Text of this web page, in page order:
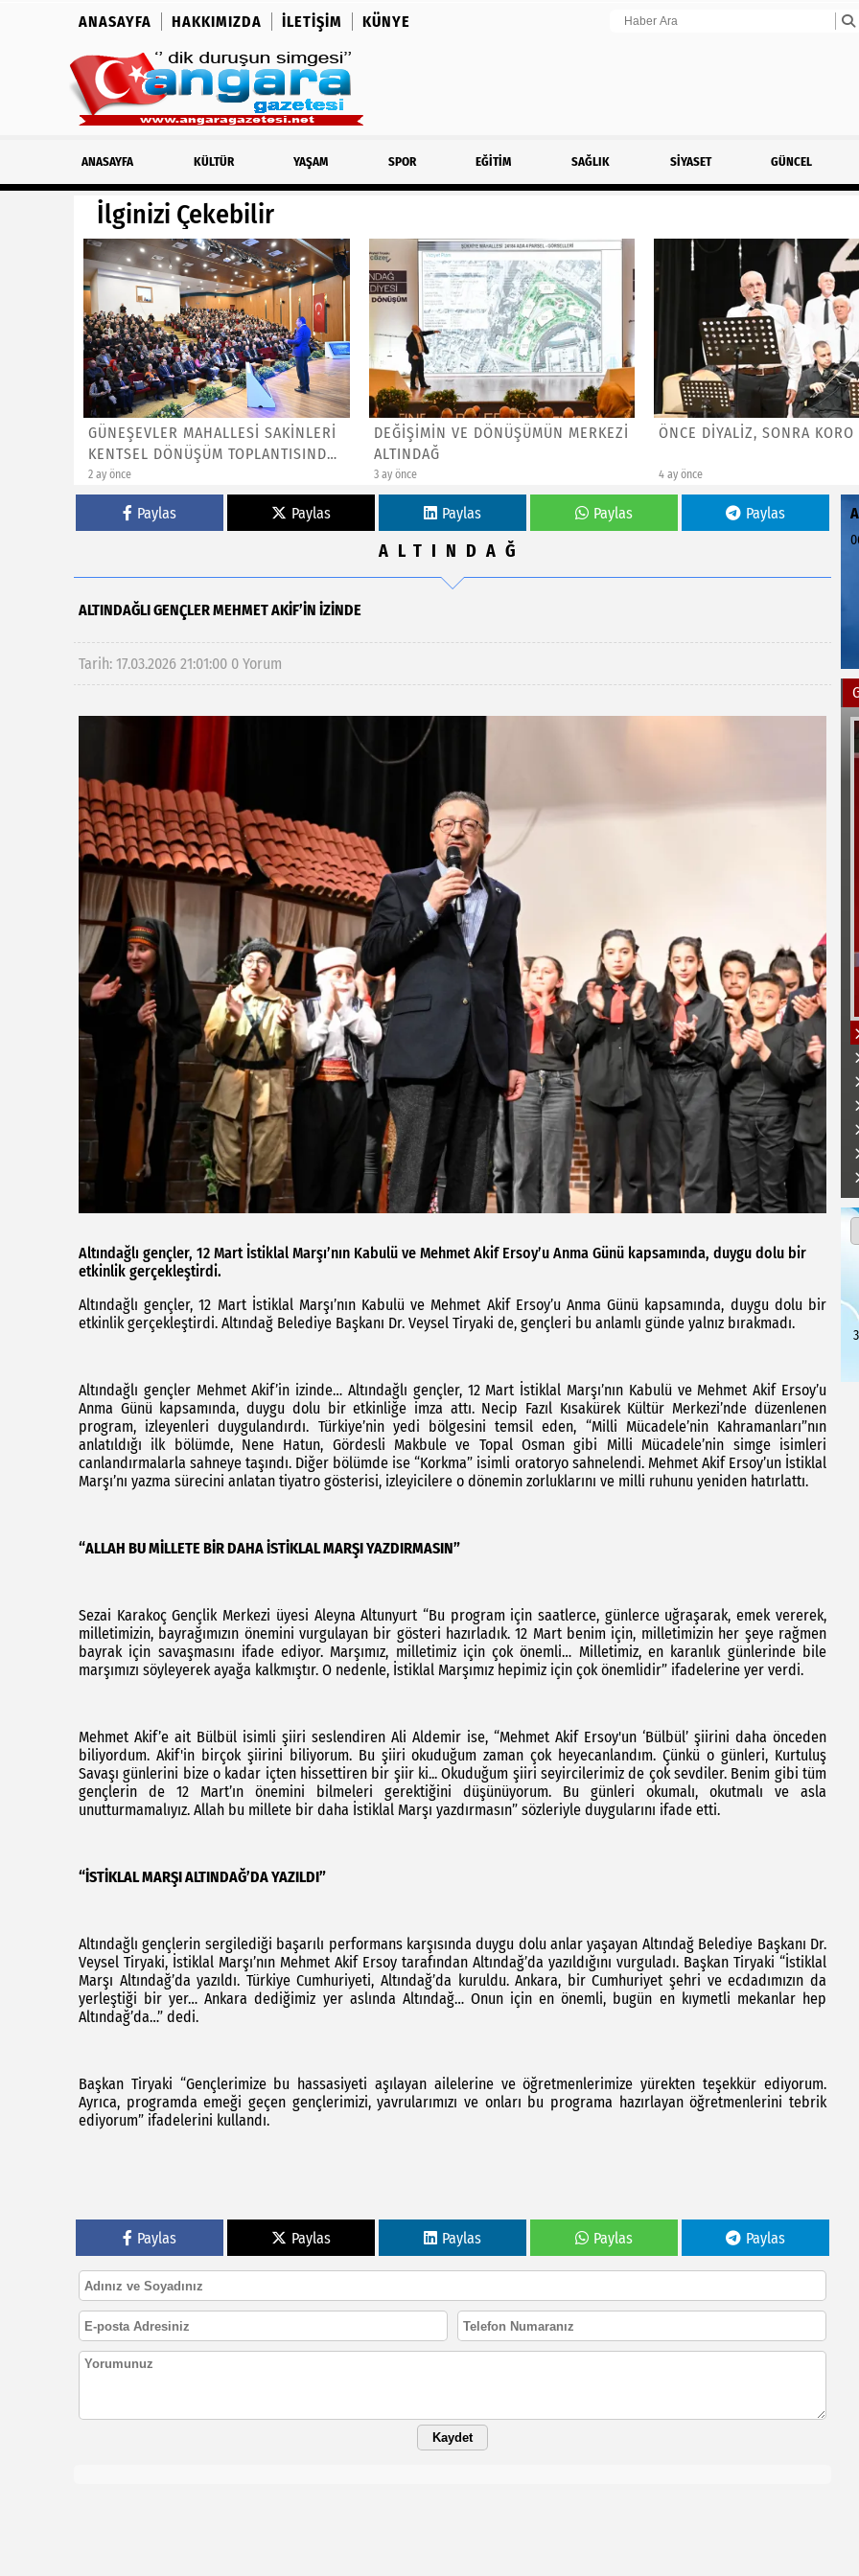
ANASAYFA HAKKIMIZDA İLETIŞIM KÜNYE
ANASAYFA KÜLTÜR YAŞAM SPOR EĞİTİM SAĞLIK SİYASET GÜNCEL
İlginizi Çekebilir
DEĞİŞİMİN VE DÖNÜŞÜMÜN MERKEZİ
ALTINDAĞ
3 ay önce
ÖNCE DİYALİZ, SONRA KORO
4 ay önce
ALTINDAĞLI GENÇLER MEHMET
4 ay önce
Paylas Paylas Paylas Paylas Paylas
ALTINDAĞ
ALTINDAĞLI GENÇLER MEHMET AKİF’İN İZİNDE
Tarih: 17.03.2026 21:01:00 0 Yorum
Altındağlı gençler, 12 Mart İstiklal Marşı’nın Kabulü ve Mehmet Akif Ersoy’u Anma Günü kapsamında, duygu dolu bir
etkinlik gerçekleştirdi.
Altındağlı gençler, 12 Mart İstiklal Marşı’nın Kabulü ve Mehmet Akif Ersoy’u Anma Günü kapsamında, duygu dolu bir
etkinlik gerçekleştirdi. Altındağ Belediye Başkanı Dr. Veysel Tiryaki de, gençleri bu anlamlı günde yalnız bırakmadı.
Altındağlı gençler Mehmet Akif’in izinde… Altındağlı gençler, 12 Mart İstiklal Marşı’nın Kabulü ve Mehmet Akif Ersoy’u
Anma Günü kapsamında, duygu dolu bir etkinliğe imza attı. Necip Fazıl Kısakürek Kültür Merkezi’nde düzenlenen
program, izleyenleri duygulandırdı. Türkiye’nin yedi bölgesini temsil eden, “Milli Mücadele’nin Kahramanları”nın
anlatıldığı ilk bölümde, Nene Hatun, Gördesli Makbule ve Topal Osman gibi Milli Mücadele’nin simge isimleri
canlandırmalarla sahneye taşındı. Diğer bölümde ise “Korkma” isimli oratoryo sahnelendi. Mehmet Akif Ersoy’un İstiklal
Marşı’nı yazma sürecini anlatan tiyatro gösterisi, izleyicilere o dönemin zorluklarını ve milli ruhunu yeniden hatırlattı.
“ALLAH BU MİLLETE BİR DAHA İSTİKLAL MARŞI YAZDIRMASIN”
Sezai Karakoç Gençlik Merkezi üyesi Aleyna Altunyurt “Bu program için saatlerce, günlerce uğraşarak, emek vererek,
milletimizin, bayrağımızın önemini vurgulayan bir gösteri hazırladık. 12 Mart benim için, milletimizin her şeye rağmen
bayrak için savaşmasını ifade ediyor. Marşımız, milletimiz için çok önemli… Milletimiz, en karanlık günlerinde bile
marşımızı söyleyerek ayağa kalkmıştır. O nedenle, İstiklal Marşımız hepimiz için çok önemlidir” ifadelerine yer verdi.
Mehmet Akif’e ait Bülbül isimli şiiri seslendiren Ali Aldemir ise, “Mehmet Akif Ersoy'un ‘Bülbül’ şiirini daha önceden
biliyordum. Akif'in birçok şiirini biliyorum. Bu şiiri okuduğum zaman çok heyecanlandım. Çünkü o günleri, Kurtuluş
Savaşı günlerini bize o kadar içten hissettiren bir şiir ki... Okuduğum şiiri seyircilerimiz de çok sevdiler. Benim gibi tüm
gençlerin de 12 Mart’ın önemini bilmeleri gerektiğini düşünüyorum. Bu günleri okumalı, okutmalı ve asla
unutturmamalıyız. Allah bu millete bir daha İstiklal Marşı yazdırmasın” sözleriyle duygularını ifade etti.
“İSTİKLAL MARŞI ALTINDAĞ’DA YAZILDI”
Altındağlı gençlerin sergilediği başarılı performans karşısında duygu dolu anlar yaşayan Altındağ Belediye Başkanı Dr.
Veysel Tiryaki, İstiklal Marşı’nın Mehmet Akif Ersoy tarafından Altındağ’da yazıldığını vurguladı. Başkan Tiryaki “İstiklal
Marşı Altındağ’da yazıldı. Türkiye Cumhuriyeti, Altındağ’da kuruldu. Ankara, bir Cumhuriyet şehri ve ecdadımızın da
yerleştiği bir yer… Ankara dediğimiz yer aslında Altındağ… Onun için en önemli, bugün en kıymetli mekanlar hep
Altındağ’da…” dedi.
Başkan Tiryaki “Gençlerimize bu hassasiyeti aşılayan ailelerine ve öğretmenlerimize yürekten teşekkür ediyorum.
Ayrıca, programda emeği geçen gençlerimizi, yavrularımızı ve onları bu programa hazırlayan öğretmenlerini tebrik
ediyorum” ifadelerini kullandı.
Paylas Paylas Paylas Paylas Paylas
Kaydet